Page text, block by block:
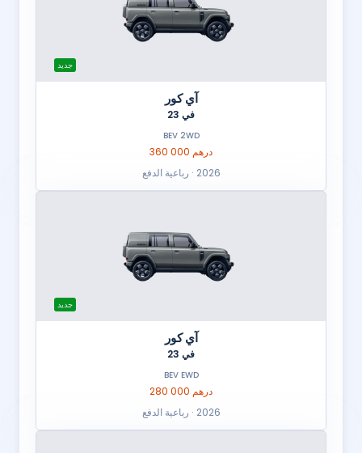
جديد
آي كور
في 23
BEV 2WD
360 000 درهم
2026 · رباعية الدفع
جديد
آي كور
في 23
BEV EWD
280 000 درهم
2026 · رباعية الدفع